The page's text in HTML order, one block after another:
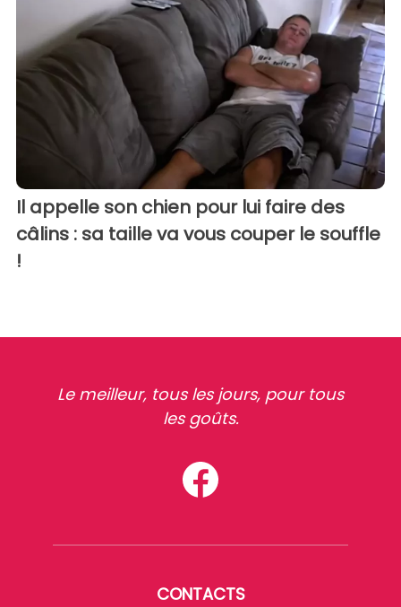
Il appelle son chien pour lui faire des
câlins : sa taille va vous couper le souffle
!
Le meilleur, tous les jours, pour tous
les goûts.
CONTACTS